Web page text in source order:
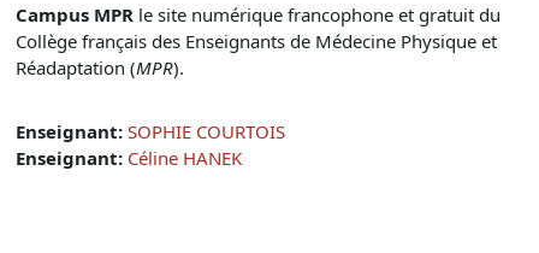
Campus MPR le site numérique francophone et gratuit du
Collège français des Enseignants de Médecine Physique et
Réadaptation (MPR).
Enseignant: SOPHIE COURTOIS
Enseignant: Céline HANEK